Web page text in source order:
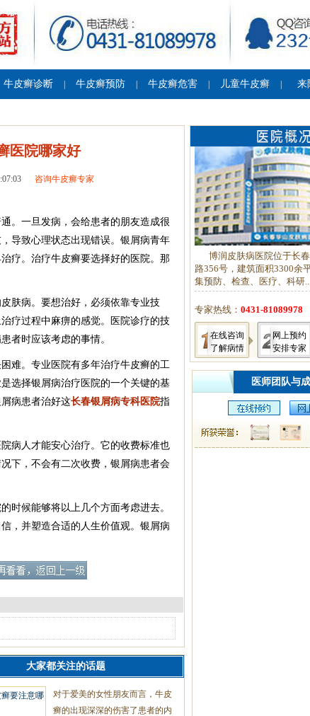
牛皮癣诊断 牛皮癣预防 牛皮癣危害 儿童牛皮癣 来
医院哪家好
咨询牛皮癣专家
。一旦发病，会给患者的朋友造成很
导致心理状态出现错误。银屑病青年
疗。治疗牛皮癣要选择好的医院。那
肤病。要想治好，必须依靠专业技
疗过程中麻痹的感觉。医院诊疗的技
者时应该考虑的事情。
难。专业医院有多年治疗牛皮癣的工
选择银屑病治疗医院的一个关键的基
病患者治好这长春银屑病专科医院指
病人才能安心治疗。它的收费标准也
下，不会有二次收费，银屑病患者会
时候能够将以上几个方面考虑进去。
，并塑造合适的人生价值观。银屑病
大家都关注的话题
对于爱美的女性朋友而言，牛皮
癣的出现深深的伤害了患者的内
博润皮肤病医院位于长
路356号，建筑面积3300余
集预防、检查、医疗、科研
专家热线： 0431-81089978
在线咨询
了解病情
网上预约
安排专家
医师团队与